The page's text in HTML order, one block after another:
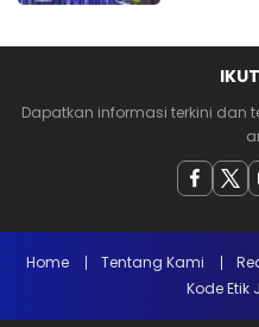
Dapatkan informasi terkini dan
Home Tentang Kami
Kode Etik